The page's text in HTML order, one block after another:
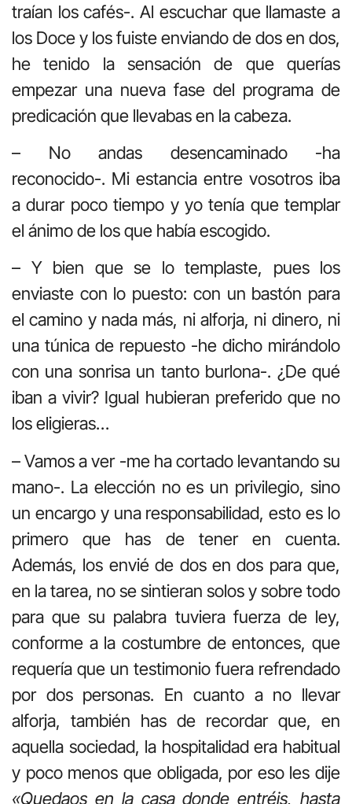
traían los cafés-. Al escuchar que llamaste a
los Doce y los fuiste enviando de dos en dos,
he tenido la sensación de que querías
empezar una nueva fase del programa de
predicación que llevabas en la cabeza.
– No andas desencaminado -ha
reconocido-. Mi estancia entre vosotros iba
a durar poco tiempo y yo tenía que templar
el ánimo de los que había escogido.
– Y bien que se lo templaste, pues los
enviaste con lo puesto: con un bastón para
el camino y nada más, ni alforja, ni dinero, ni
una túnica de repuesto -he dicho mirándolo
con una sonrisa un tanto burlona-. ¿De qué
iban a vivir? Igual hubieran preferido que no
los eligieras…
– Vamos a ver -me ha cortado levantando su
mano-. La elección no es un privilegio, sino
un encargo y una responsabilidad, esto es lo
primero que has de tener en cuenta.
Además, los envié de dos en dos para que,
en la tarea, no se sintieran solos y sobre todo
para que su palabra tuviera fuerza de ley,
conforme a la costumbre de entonces, que
requería que un testimonio fuera refrendado
por dos personas. En cuanto a no llevar
alforja, también has de recordar que, en
aquella sociedad, la hospitalidad era habitual
y poco menos que obligada, por eso les dije
«Quedaos en la casa donde entréis, hasta